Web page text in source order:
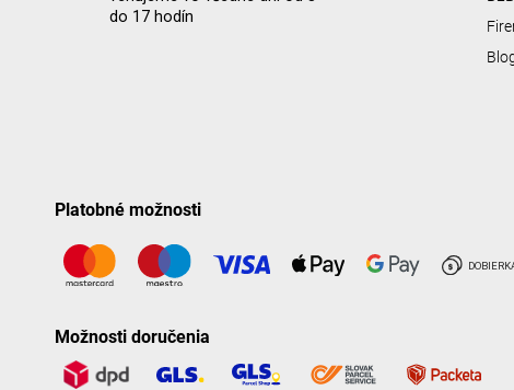
do 17 hodín
Platobné možnosti
Možnosti doručenia